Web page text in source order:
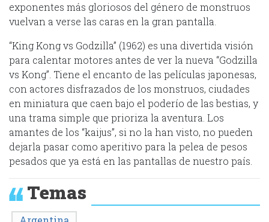
exponentes más gloriosos del género de monstruos
vuelvan a verse las caras en la gran pantalla.
“King Kong vs Godzilla” (1962) es una divertida visión
para calentar motores antes de ver la nueva “Godzilla
vs Kong”. Tiene el encanto de las películas japonesas,
con actores disfrazados de los monstruos, ciudades
en miniatura que caen bajo el poderío de las bestias, y
una trama simple que prioriza la aventura. Los
amantes de los “kaijus”, si no la han visto, no pueden
dejarla pasar como aperitivo para la pelea de pesos
pesados que ya está en las pantallas de nuestro país.
Temas